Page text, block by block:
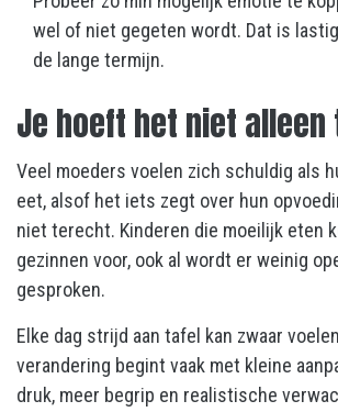
wel of niet gegeten wordt. Dat is
de lange termijn.
Je hoeft het niet alleen
Veel moeders voelen zich schuldig als
eet, alsof het iets zegt over hun
niet terecht. Kinderen die moeilijk eten
gezinnen voor, ook al wordt er weinig
gesproken.
Elke dag strijd aan tafel kan zwaar
verandering begint vaak met kleine
druk, meer begrip en realistische